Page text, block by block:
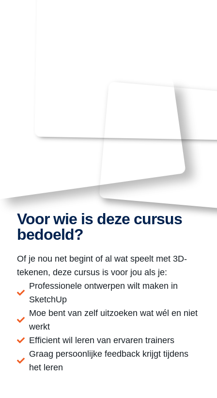
Voor wie is deze cursus
bedoeld?
Of je nou net begint of al wat speelt met 3D-
tekenen, deze cursus is voor jou als je:
Professionele ontwerpen wilt maken in
SketchUp
Moe bent van zelf uitzoeken wat wél en niet
werkt
Efficient wil leren van ervaren trainers
Graag persoonlijke feedback krijgt tijdens
het leren